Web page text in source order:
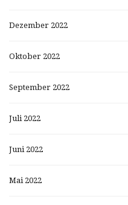
Dezember 2022
Oktober 2022
September 2022
Juli 2022
Juni 2022
Mai 2022